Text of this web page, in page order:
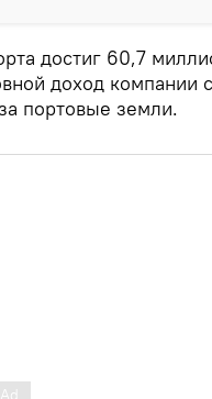
достиг 60,7
доход компании
портовые земли.